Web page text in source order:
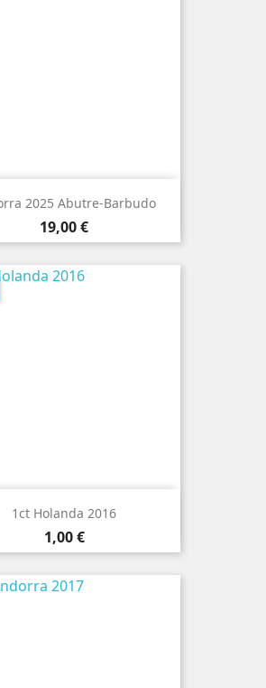
2025 Abutre-Barbudo
Preço
19,00 €
1ct Holanda 2016
Preço
1,00 €